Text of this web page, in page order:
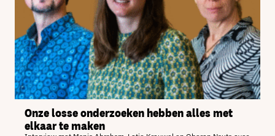
Onze losse onderzoeken hebben alles met
elkaar te maken